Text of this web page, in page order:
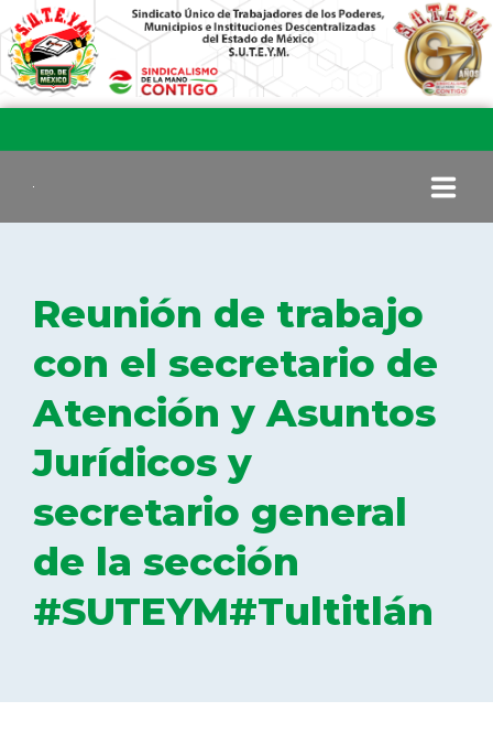
COMITÉ EJECUTIVO
COMISIÓN DE VIGILANCIA
SECCIONES
DELEGACIONES
COORDINADORES
Reunión de trabajo
con el secretario de
Atención y Asuntos
Jurídicos y
secretario general
de la sección
#SUTEYM#Tultitlán